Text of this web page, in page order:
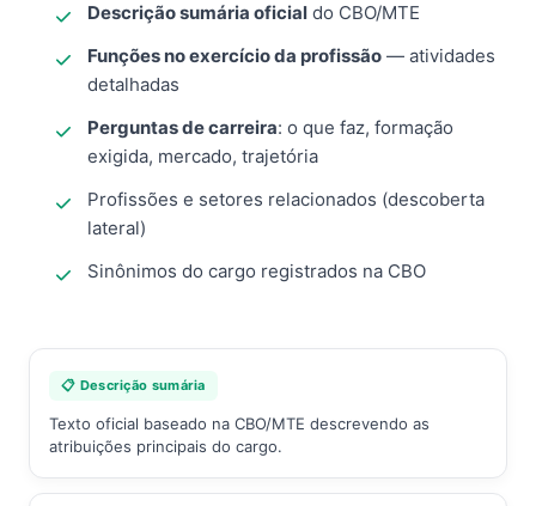
Descrição sumária oficial do CBO/MTE
Funções no exercício da profissão — atividades
detalhadas
Perguntas de carreira: o que faz, formação
exigida, mercado, trajetória
Profissões e setores relacionados (descoberta
lateral)
Sinônimos do cargo registrados na CBO
📋 Descrição sumária
Texto oficial baseado na CBO/MTE descrevendo as
atribuições principais do cargo.